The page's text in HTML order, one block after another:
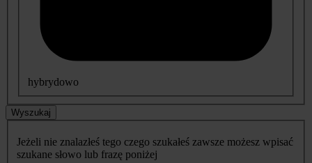
hybrydowo
Wyszukaj
Jeżeli nie znalazłeś tego czego szukałeś zawsze możesz wpisać
szukane słowo lub frazę poniżej